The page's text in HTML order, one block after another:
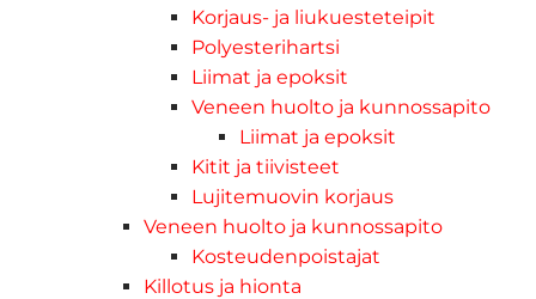
Korjaus- ja liukuesteteipit
Polyesterihartsi
Liimat ja epoksit
Veneen huolto ja kunnossapito
Liimat ja epoksit
Kitit ja tiivisteet
Lujitemuovin korjaus
Veneen huolto ja kunnossapito
Kosteudenpoistajat
Killotus ja hionta